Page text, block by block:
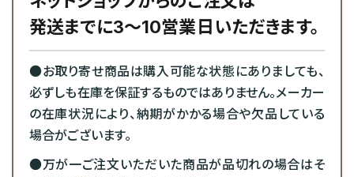
発送までに3～10営業日いただきます。
●お取り寄せ商品は購入可能な状態にありましても、
必ずしも在庫を保証するものではありません。メーカー
の在庫状況により、納期がかかる場合や欠品している
場合がございます。
●万が一ご注文いただいた商品が品切れの場合はそ